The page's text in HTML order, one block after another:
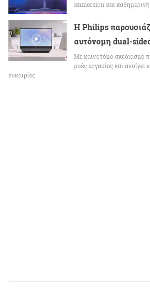
immersion και
Η Philips
αυτόνομη dual-
Με καινοτόμο σχεδιασμό
ροές εργασίας και ανοίγει
ευκαιρίες